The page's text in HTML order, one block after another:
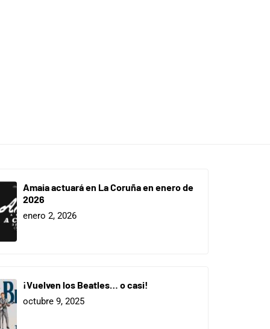
Amaia actuará en La Coruña en enero de
2026
enero 2, 2026
¡Vuelven los Beatles… o casi!
octubre 9, 2025